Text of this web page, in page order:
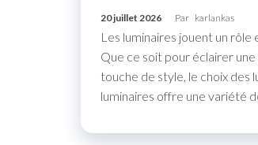
20 juillet 2026 Par karlankas
Les luminaires jouent un rôle
Que ce soit pour éclairer
touche de style, le choix des
luminaires offre une variété